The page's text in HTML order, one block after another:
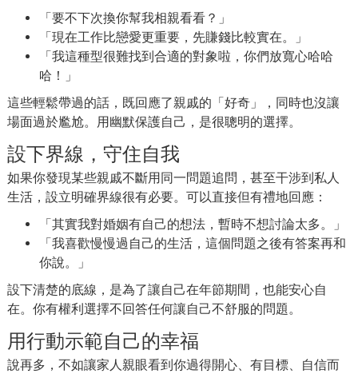
「要不下次換你幫我相親看看？」
「現在工作比戀愛更重要，先賺錢比較實在。」
「我這種型很難找到合適的對象啦，你們放寬心哈哈
哈！」
這些輕鬆帶過的話，既回應了親戚的「好奇」，同時也沒讓
場面過於尷尬。用幽默保護自己，是很聰明的選擇。
設下界線，守住自我
如果你發現某些親戚不斷用同一問題追問，甚至干涉到私人
生活，設立明確界線很有必要。可以直接但有禮地回應：
「其實我對婚姻有自己的想法，暫時不想討論太多。」
「我喜歡慢慢過自己的生活，這個問題之後有答案再和
你說。」
設下清楚的底線，是為了讓自己在年節期間，也能安心自
在。你有權利選擇不回答任何讓自己不舒服的問題。
用行動示範自己的幸福
說再多，不如讓家人親眼看到你過得開心、有目標、自信而